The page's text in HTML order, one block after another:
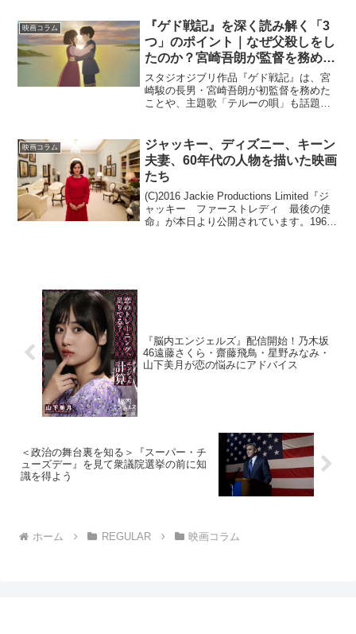
す。実際に鑑賞してみたところ、アニメ
ファンはも...
映画コラム
『ゲド戦記』を深く読み解く「3
つ」のポイント｜なぜ父殺しをし
たのか？宮崎吾朗が監督を務めた
理由は？
スタジオジブリ作品『ゲド戦記』は、宮
崎駿の長男・宮崎吾朗が初監督を務めた
ことや、主題歌「テルーの唄」も話題に
りと描かれていないためにモヤモヤして
しまう要素や、観念的す...
映画コラム
ジャッキー、ディズニー、キーン
夫妻、60年代の人物を描いた映画
たち
(C)2016 Jackie Productions Limited『ジ
ャッキー ファーストレディ 最後の使
命』が本日より公開されています。1963
『脳内エンジェルズ』配信開始！乃木坂
46遠藤さくら・齋藤飛鳥・星野みなみ・
山下美月が恋の悩みにアドバイス
＜政治の舞台裏を知る＞『スーパー・チ
ューズデー』を見て衆議院選挙の前に知
識を得よう
ホーム REGULAR 映画コラム